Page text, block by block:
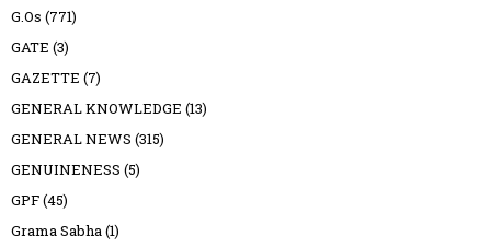
G.Os (771)
GATE (3)
GAZETTE (7)
GENERAL KNOWLEDGE (13)
GENERAL NEWS (315)
GENUINENESS (5)
GPF(45)
Grama Sabha (1)